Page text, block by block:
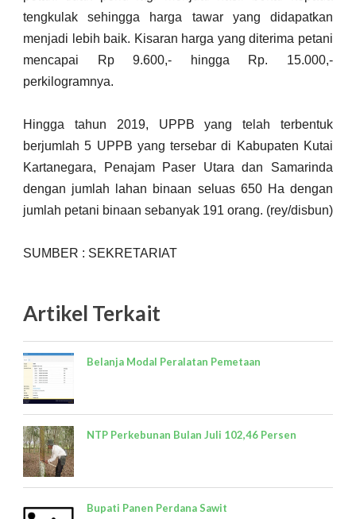
tengkulak sehingga harga tawar yang didapatkan
menjadi lebih baik. Kisaran harga yang diterima petani
mencapai Rp 9.600,- hingga Rp. 15.000,-
perkilogramnya.
Hingga tahun 2019, UPPB yang telah terbentuk
berjumlah 5 UPPB yang tersebar di Kabupaten Kutai
Kartanegara, Penajam Paser Utara dan Samarinda
dengan jumlah lahan binaan seluas 650 Ha dengan
jumlah petani binaan sebanyak 191 orang. (rey/disbun)
SUMBER : SEKRETARIAT
Artikel Terkait
Belanja Modal Peralatan Pemetaan
NTP Perkebunan Bulan Juli 102,46 Persen
Bupati Panen Perdana Sawit